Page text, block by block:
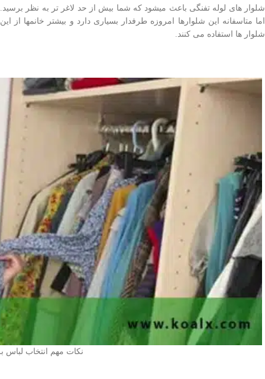
شلوار های لوله تفنگی باعث میشود که شما بیش از حد لاغر تر به نظر برسید.
اما متاسفانه این شلوارها امروزه طرفدار بسیاری دارد و بیشتر خانمها از این
شلوار ها استفاده می کنند.
نکات مهم انتخاب لباس